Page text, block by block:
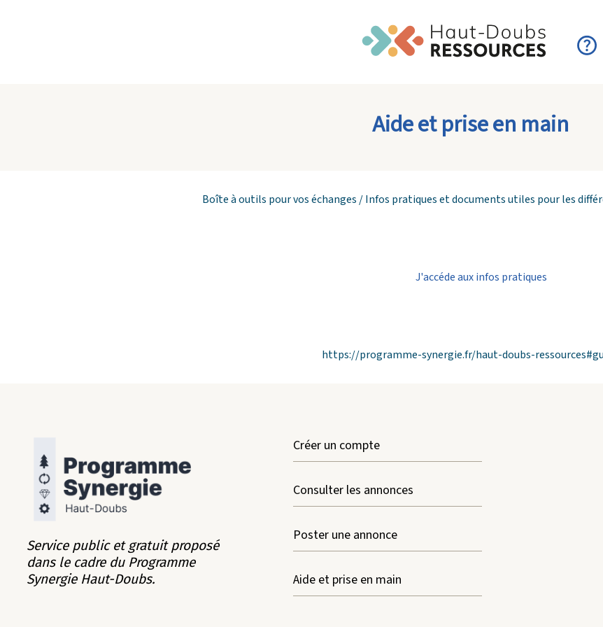
Aide et prise en main
Boîte à outils pour vos échanges / Infos pratiques et documents utiles pour les
J'accéde aux infos pratiques
https://programme-synergie.fr/haut-doubs-
Service public et gratuit proposé
dans le cadre du Programme
Synergie Haut-Doubs.
Créer un compte
Consulter les annonces
Poster une annonce
Aide et prise en main